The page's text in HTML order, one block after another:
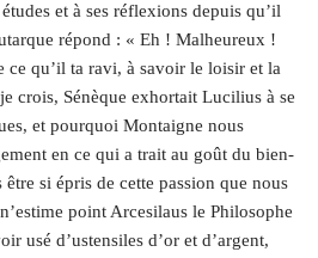
et à ses réflexions depuis qu’il
répond : « Eh ! Malheureux !
ce qu’il ta ravi, à savoir le loisir et la
crois, Sénèque exhortait Lucilius à se
et pourquoi Montaigne nous
en ce qui a trait au goût du bien-
si épris de cette passion que nous
point Arcesilaus le Philosophe
usé d’ustensiles d’or et d’argent,